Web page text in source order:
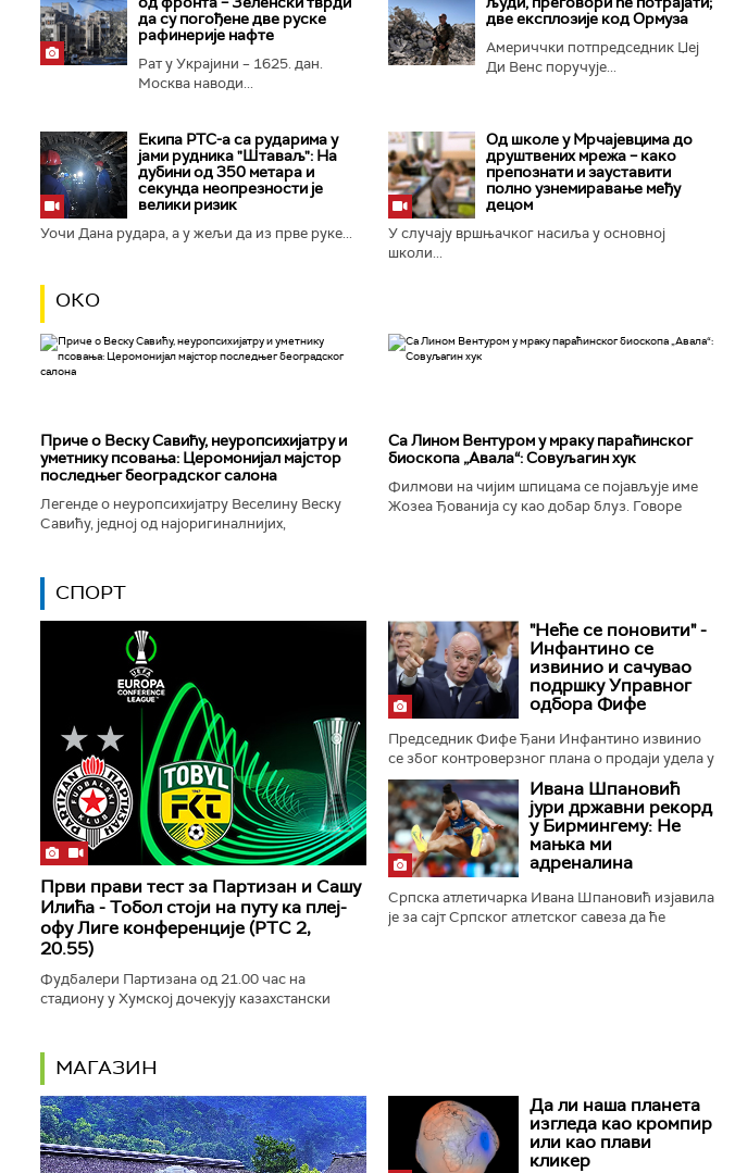
да су погођене две руске
рафинерије нафте
Рат у Украјини – 1625. дан.
Москва наводи...
две експлозије код Ормуза
Америччки потпредседник Џеј
Ди Венс поручује...
Екипа РТС-а са рударима у
јами рудника "Штаваљ": На
дубини од 350 метара и
секунда неопрезности је
велики ризик
Уочи Дана рудара, а у жељи да из прве руке...
Од школе у Мрчајевцима до
друштвених мрежа – како
препознати и зауставити
полно узнемиравање међу
децом
У случају вршњачког насиља у основној
школи...
ОКО
Приче о Веску Савићу, неуропсихијатру и
уметнику псовања: Церомонијал мајстор
последњег београдског салона
Легенде о неуропсихијатру Веселину Веску
Савићу, једној од најоригиналнијих,
Београду...
Са Лином Вентуром у мраку параћинског
биоскопа „Авала“: Совуљагин хук
Филмови на чијим шпицама се појављује име
Жозеа Ђованија су као добар блуз. Говоре
СПОРТ
Први прави тест за Партизан и Сашу
Илића - Тобол стоји на путу ка плеј-
офу Лиге конференције (РТС 2,
20.55)
Фудбалери Партизана од 21.00 час на
стадиону у Хумској дочекују казахстански
Директан...
"Неће се поновити" -
Инфантино се
извинио и сачувао
подршку Управног
одбора Фифе
Председник Фифе Ђани Инфантино извинио
се због контроверзног плана о продаји удела у
комерцијалним правима за Светско првенство
приватним инвеститорима...Ивана Шпановић
јури државни рекорд
у Бирмингему: Не
мањка ми
адреналина
Српска атлетичарка Ивана Шпановић изјавила
је за сајт Српског атлетског савеза да ће
МАГАЗИН
Да ли наша планета
изгледа као кромпир
или као плави
кликер